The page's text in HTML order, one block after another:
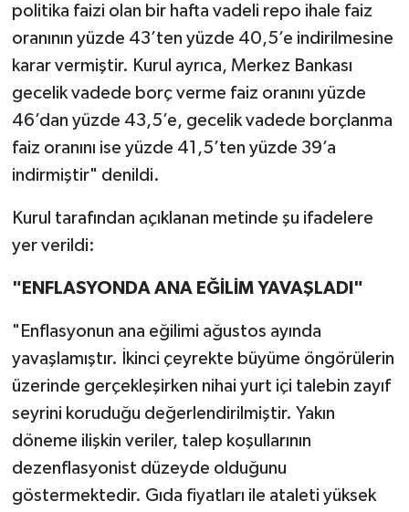
politika faizi olan bir hafta vadeli repo ihale faiz
oranının yüzde 43’ten yüzde 40,5’e indirilmesine
karar vermiştir. Kurul ayrıca, Merkez Bankası
gecelik vadede borç verme faiz oranını yüzde
46’dan yüzde 43,5’e, gecelik vadede borçlanma
faiz oranını ise yüzde 41,5’ten yüzde 39’a
indirmiştir" denildi.
Kurul tarafından açıklanan metinde şu ifadelere
yer verildi:
"ENFLASYONDA ANA EĞİLİM YAVAŞLADI"
"Enflasyonun ana eğilimi ağustos ayında
yavaşlamıştır. İkinci çeyrekte büyüme öngörülerin
üzerinde gerçekleşirken nihai yurt içi talebin zayıf
seyrini koruduğu değerlendirilmiştir. Yakın
döneme ilişkin veriler, talep koşullarının
dezenflasyonist düzeyde olduğunu
göstermektedir. Gıda fiyatları ile ataleti yüksek